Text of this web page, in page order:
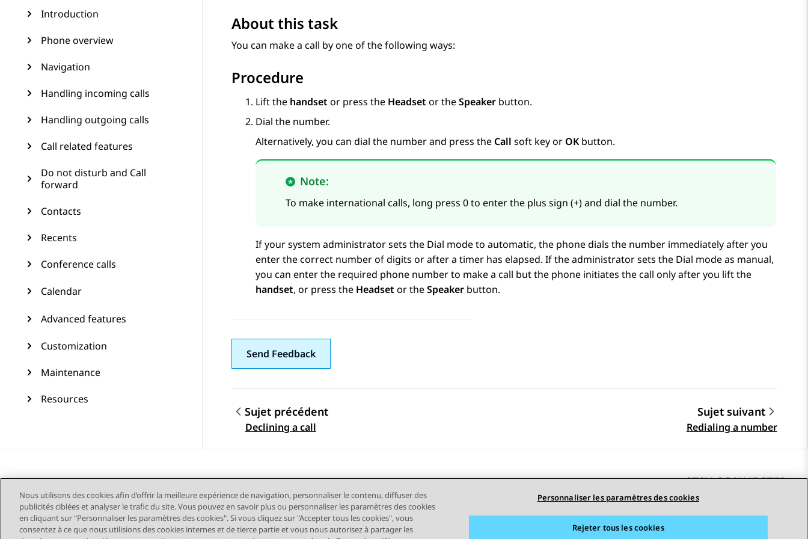
Introduction
Phone overview
Navigation
Handling incoming calls
Handling outgoing calls
Call related features
Do not disturb and Call
forward
Contacts
Recents
Conference calls
Calendar
Advanced features
Customization
Maintenance
Resources
About this task
You can make a call by one of the following ways:
Procedure
Lift the handset or press the Headset or theSpeaker button.
Dial the number.
Alternatively, you can dial the number and press the Call soft key or OKbutton.
Note:
To make international calls, long press 0 to enter the plus sign (+) and dial the number.
If your system administrator sets the Dial modeto automatic, the phone dials the number immediately after you
enter the correct number of digits or after a timer has elapsed. If the administrator sets the Dial modeas manual,
you can enter the required phone number to make a call but the phone initiates the call only after you lift the
handset, or press the Headset or theSpeaker button.
Send Feedback
Navigation par sujet
Sujet précédent
Declining a call
Sujet suivant
Redialing a number
STAY CONNECTED
Nous utilisons des cookies afin d’offrir la meilleure expérience de navigation, personnaliser le contenu, diffuser des
publicités ciblées et analyser le trafic du site. Vous pouvez en savoir plus ou personnaliser les paramètres des cookies
en cliquant sur "Personnaliser les paramètres des cookies". Si vous cliquez sur "Accepter tous les cookies", vous
consentez à ce que nous utilisions des cookies internes et de tierce partie et vous nous autorisez à partager les
Personnaliser les paramètres des cookies
Rejeter tous les cookies